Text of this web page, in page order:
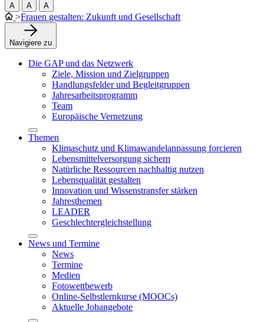
A A A
>Frauen gestalten: Zukunft und Gesellschaft
Navigiere zu
Die GAP und das Netzwerk
Ziele, Mission und Zielgruppen
Handlungsfelder und Begleitgruppen
Jahresarbeitsprogramm
Team
Europäische Vernetzung
Themen
Klimaschutz und Klimawandelanpassung forcieren
Lebensmittelversorgung sichern
Natürliche Ressourcen nachhaltig nutzen
Lebensqualität gestalten
Innovation und Wissenstransfer stärken
Jahresthemen
LEADER
Geschlechtergleichstellung
News und Termine
News
Termine
Medien
Fotowettbewerb
Online-Selbstlernkurse (MOOCs)
Aktuelle Jobangebote